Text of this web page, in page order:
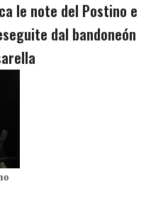
le note del Postino e
dal bandoneón